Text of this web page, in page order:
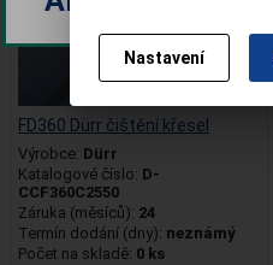
FD360 Dürr čištění křesel
Výrobce: Dürr
Katalogové číslo: D-
CCF360C2550
Záruka (měsíců): 24
Termín dodání (dny): neznámý
Počet na skladě: 0 ks
Nastavení